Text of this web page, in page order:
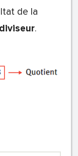
de la
diviseur.